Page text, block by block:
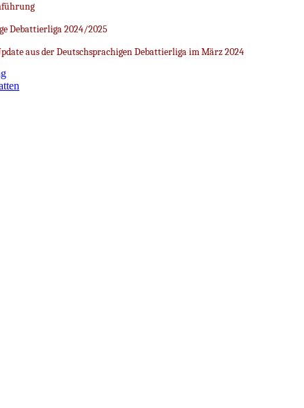
Debattierliga 2024/2025
aus der Deutschsprachigen Debattierliga im März 2024